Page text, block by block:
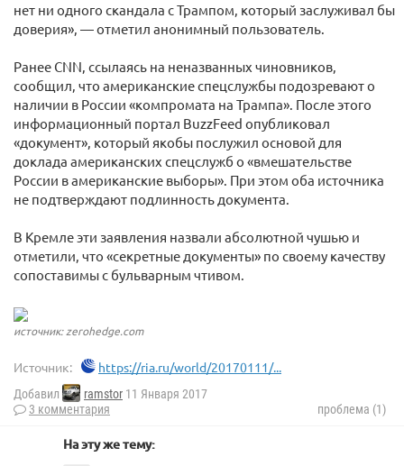
нет ни одного скандала с Трампом, который заслуживал бы
доверия», — отметил анонимный пользователь.
Ранее CNN, ссылаясь на неназванных чиновников,
сообщил, что американские спецслужбы подозревают о
наличии в России «компромата на Трампа». После этого
информационный портал BuzzFeed опубликовал
«документ», который якобы послужил основой для
доклада американских спецслужб о «вмешательстве
России в американские выборы». При этом оба источника
не подтверждают подлинность документа.
В Кремле эти заявления назвали абсолютной чушью и
отметили, что «секретные документы» по своему качеству
сопоставимы с бульварным чтивом.
источник: zerohedge.com
Источник: https://ria.ru/world/20170111/...
Добавил ramstor 11 Января 2017
3 комментария
проблема (1)
На эту же тему: